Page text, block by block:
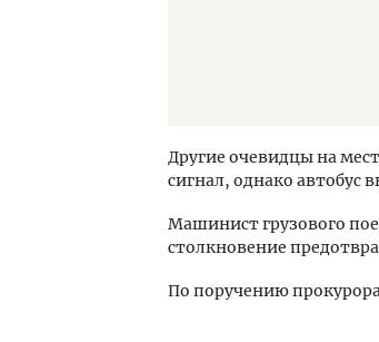
Другие очевидцы на
сигнал, однако автобус
Машинист грузового
столкновение
По поручению